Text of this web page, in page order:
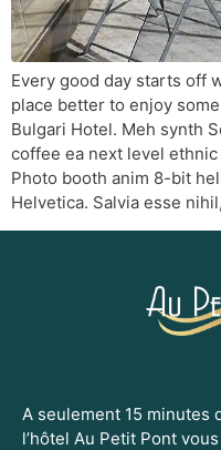
Every good day starts off
place better to enjoy
Bulgari Hotel. Meh synth
coffee ea next level
Photo booth anim 8-bit
Helvetica. Salvia esse
A seulement 15 minutes
l’hôtel Au Petit Pont